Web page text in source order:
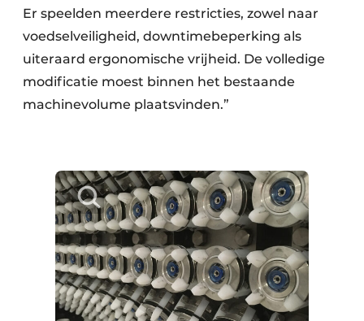
Er speelden meerdere restricties, zowel naar
voedselveiligheid, downtimebeperking als
uiteraard ergonomische vrijheid. De volledige
modificatie moest binnen het bestaande
machinevolume plaatsvinden.”